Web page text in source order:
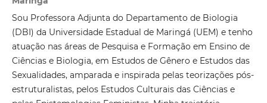
Sou Professora Adjunta do Departamento de Biologia
(DBI) da Universidade Estadual de Maringá (UEM) e tenho
atuação nas áreas de Pesquisa e Formação em Ensino de
Ciências e Biologia, em Estudos de Gênero e Estudos das
Sexualidades, amparada e inspirada pelas teorizações pós-
estruturalistas, pelos Estudos Culturais das Ciências e